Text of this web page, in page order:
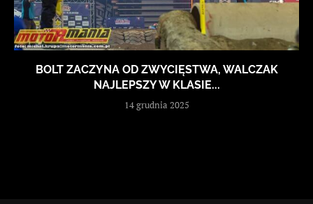
BOLT ZACZYNA OD ZWYCIĘSTWA, WALCZAK
NAJLEPSZY W KLASIE...
14 grudnia 2025